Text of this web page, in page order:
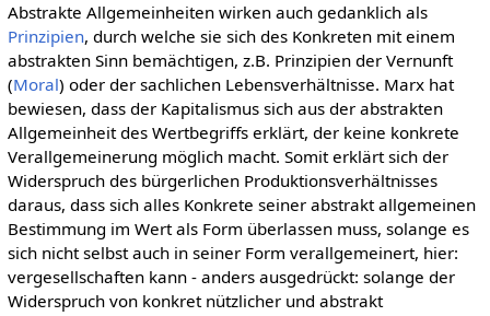
Abstrakte Allgemeinheiten wirken auch gedanklich als
Prinzipien, durch welche sie sich des Konkreten mit einem
abstrakten Sinn bemächtigen, z.B. Prinzipien der Vernunft
(Moral) oder der sachlichen Lebensverhältnisse. Marx hat
bewiesen, dass der Kapitalismus sich aus der abstrakten
Allgemeinheit des Wertbegriffs erklärt, der keine konkrete
Verallgemeinerung möglich macht. Somit erklärt sich der
Widerspruch des bürgerlichen Produktionsverhältnisses
daraus, dass sich alles Konkrete seiner abstrakt allgemeinen
Bestimmung im Wert als Form überlassen muss, solange es
sich nicht selbst auch in seiner Form verallgemeinert, hier:
vergesellschaften kann - anders ausgedrückt: solange der
Widerspruch von konkret nützlicher und abstrakt